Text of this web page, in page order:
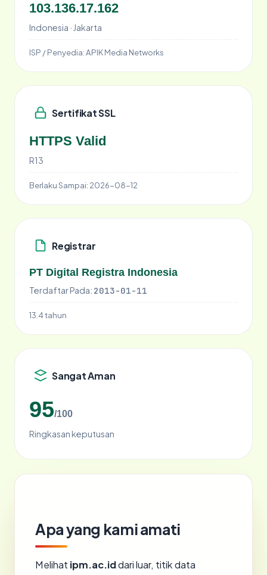
103.136.17.162
Indonesia · Jakarta
ISP / Penyedia:APIK Media Networks
Sertifikat SSL
HTTPS Valid
R13
Berlaku Sampai: 2026-08-12
Registrar
PT Digital Registra Indonesia
Terdaftar Pada: 2013-01-11
13.4 tahun
Sangat Aman
95/100
Ringkasan keputusan
Apa yang kami amati
Melihat ipm.ac.iddari luar, titik data